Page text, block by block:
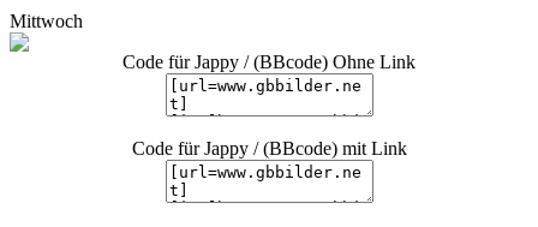
Mittwoch
Code für Jappy / (BBcode) Ohne Link
Code für Jappy / (BBcode) mit Link